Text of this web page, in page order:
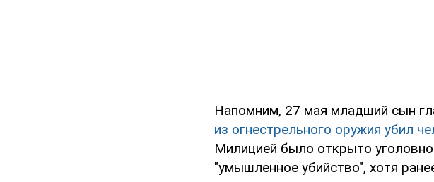
Напомним, 27 мая младший сын
из огнестрельного оружия убил
Милицией было открыто
"умышленное убийство", хотя